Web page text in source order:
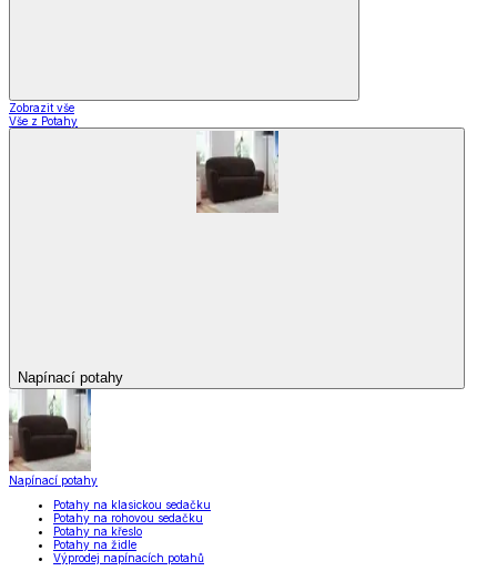
Zobrazit vše
Vše z Potahy
Napínací potahy
Napínací potahy
Potahy na klasickou sedačku
Potahy na rohovou sedačku
Potahy na křeslo
Potahy na židle
Výprodej napínacích potahů